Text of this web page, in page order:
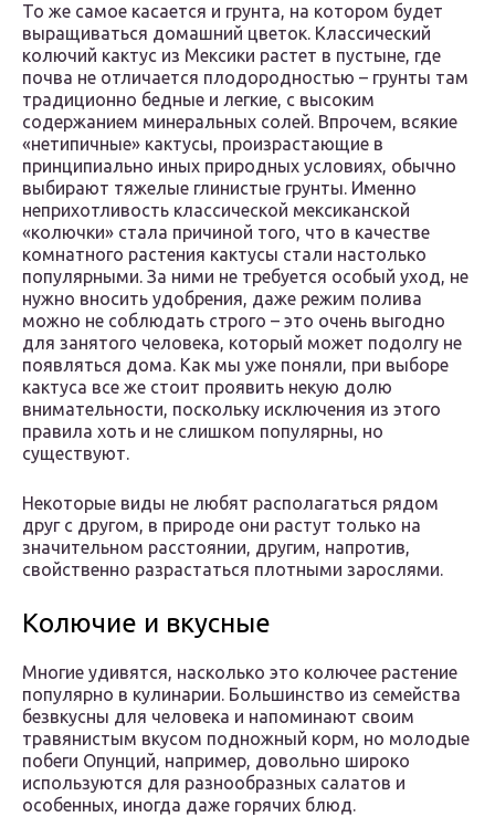
То же самое касается и грунта, на котором будет
выращиваться домашний цветок. Классический
колючий кактус из Мексики растет в пустыне, где
почва не отличается плодородностью – грунты там
традиционно бедные и легкие, с высоким
содержанием минеральных солей. Впрочем, всякие
«нетипичные» кактусы, произрастающие в
принципиально иных природных условиях, обычно
выбирают тяжелые глинистые грунты. Именно
неприхотливость классической мексиканской
«колючки» стала причиной того, что в качестве
комнатного растения кактусы стали настолько
популярными. За ними не требуется особый уход, не
нужно вносить удобрения, даже режим полива
можно не соблюдать строго – это очень выгодно
для занятого человека, который может подолгу не
появляться дома. Как мы уже поняли, при выборе
кактуса все же стоит проявить некую долю
внимательности, поскольку исключения из этого
правила хоть и не слишком популярны, но
существуют.
Некоторые виды не любят располагаться рядом
друг с другом, в природе они растут только на
значительном расстоянии, другим, напротив,
свойственно разрастаться плотными зарослями.
Колючие и вкусные
Многие удивятся, насколько это колючее растение
популярно в кулинарии. Большинство из семейства
безвкусны для человека и напоминают своим
травянистым вкусом подножный корм, но молодые
побеги Опунций, например, довольно широко
используются для разнообразных салатов и
особенных, иногда даже горячих блюд.